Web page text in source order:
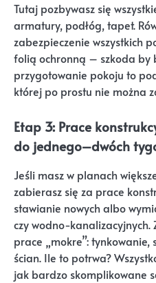
Tutaj pozbywasz się
armatury, podłóg, tapet.
zabezpieczenie wszystkich
folią ochronną – szkoda by
przygotowanie pokoju to
której po prostu nie można
Etap 3: Prace
do jednego–dwóch
Jeśli masz w planach
zabierasz się za prace
stawianie nowych albo
czy wodno-kanalizacyjnych.
prace „mokre”:
ścian. Ile to potrwa?
jak bardzo skomplikowane